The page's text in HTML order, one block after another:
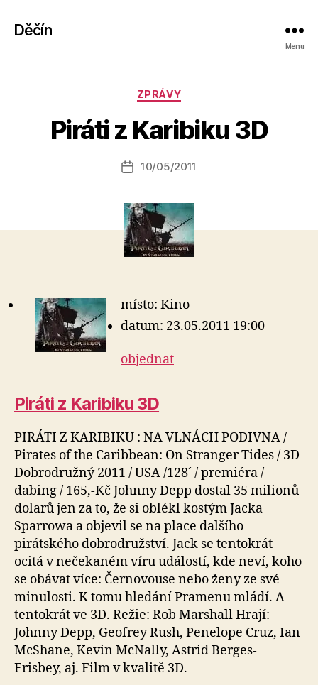
Děčín
Menu
Rubriky
ZPRÁVY
Piráti z Karibiku 3D
Autor
příspěvku
o
a
s
o
Datum
10/05/2011
místo: Kino
datum: 23.05.2011 19:00
objednat
Piráti z Karibiku 3D
PIRÁTI Z KARIBIKU : NA VLNÁCH PODIVNA /
Pirates of the Caribbean: On Stranger Tides / 3D
Dobrodružný 2011 / USA /128´ / premiéra /
dabing / 165,-Kč Johnny Depp dostal 35 milionů
dolarů jen za to, že si oblékl kostým Jacka
Sparrowa a objevil se na place dalšího
pirátského dobrodružství. Jack se tentokrát
ocitá v nečekaném víru událostí, kde neví, koho
se obávat více: Černovouse nebo ženy ze své
minulosti. K tomu hledání Pramenu mládí. A
tentokrát ve 3D. Režie: Rob Marshall Hrají:
Johnny Depp, Geofrey Rush, Penelope Cruz, Ian
McShane, Kevin McNally, Astrid Berges-
Frisbey, aj. Film v kvalitě 3D.